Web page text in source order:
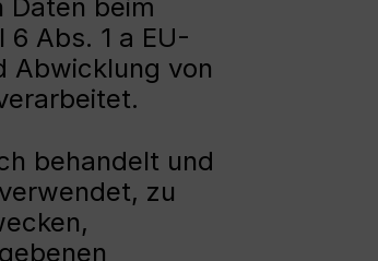
Daten beim
Abs. 1 a EU-
Abwicklung von
behandelt und
zu